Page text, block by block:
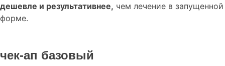
дешевле и результативнее, чем лечение в запущенной
форме.
чек-ап базовый